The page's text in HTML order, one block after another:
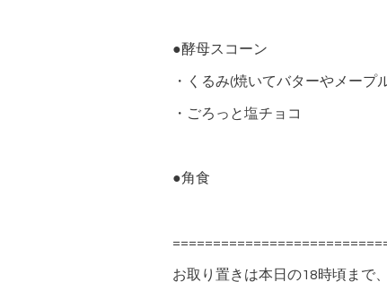
●酵母スコーン
・くるみ(焼いてバターやメー
・ごろっと塩チョコ
●角食
お取り置きは本日の18時頃まで